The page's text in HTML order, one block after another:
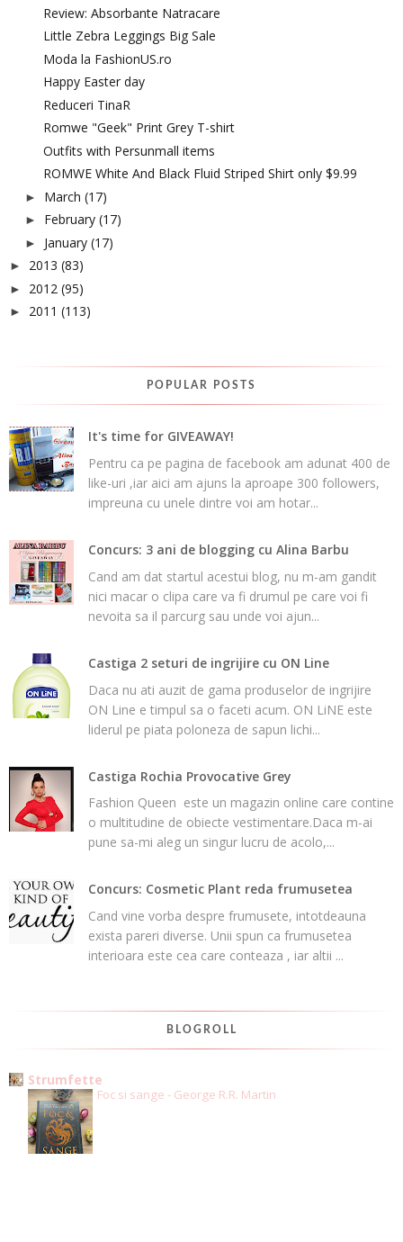
Review: Absorbante Natracare
Little Zebra Leggings Big Sale
Moda la FashionUS.ro
Happy Easter day
Reduceri TinaR
Romwe "Geek" Print Grey T-shirt
Outfits with Persunmall items
ROMWE White And Black Fluid Striped Shirt only $9.99
► March (17)
► February (17)
► January (17)
► 2013 (83)
► 2012 (95)
► 2011 (113)
POPULAR POSTS
It's time for GIVEAWAY!
Pentru ca pe pagina de facebook am adunat 400 de
like-uri ,iar aici am ajuns la aproape 300 followers,
impreuna cu unele dintre voi am hotar...
Concurs: 3 ani de blogging cu Alina Barbu
Cand am dat startul acestui blog, nu m-am gandit
nici macar o clipa care va fi drumul pe care voi fi
nevoita sa il parcurg sau unde voi ajun...
Castiga 2 seturi de ingrijire cu ON Line
Daca nu ati auzit de gama produselor de ingrijire
ON Line e timpul sa o faceti acum. ON LiNE este
liderul pe piata poloneza de sapun lichi...
Castiga Rochia Provocative Grey
Fashion Queen este un magazin online care contine
o multitudine de obiecte vestimentare.Daca m-ai
pune sa-mi aleg un singur lucru de acolo,...
Concurs: Cosmetic Plant reda frumusetea
Cand vine vorba despre frumusete, intotdeauna
exista pareri diverse. Unii spun ca frumusetea
interioara este cea care conteaza , iar altii ...
BLOGROLL
Strumfette
Foc si sange - George R.R. Martin